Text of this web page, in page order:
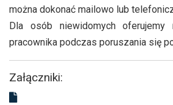
można dokonać mailowo lub
Dla osób niewidomych oferujemy
pracownika podczas poruszania się
Załączniki: